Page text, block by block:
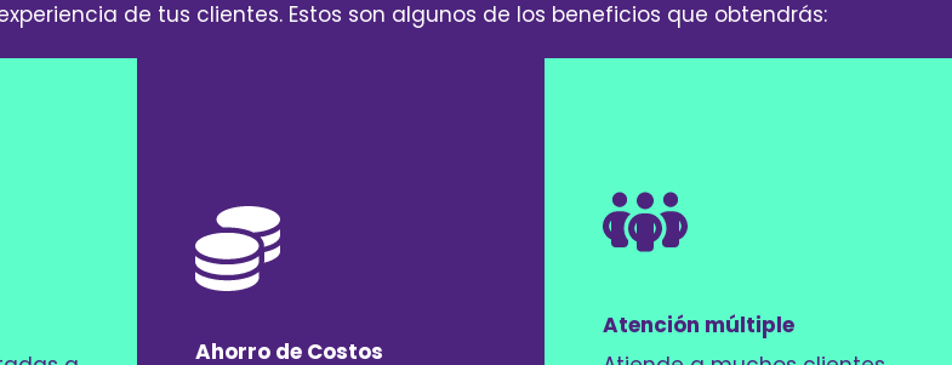
de tus clientes. Estos son algunos de los beneficios que obtendrás:
Ahorro de Costos
Atención múltiple